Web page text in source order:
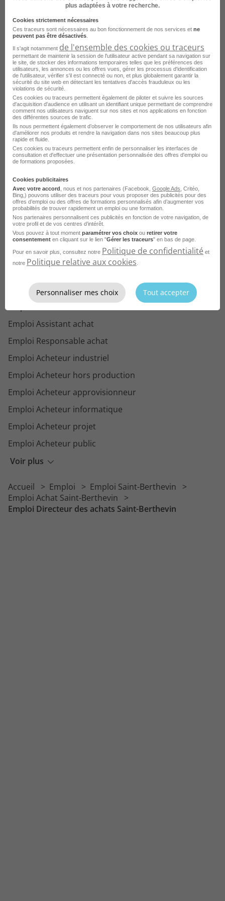
Voir plus
Emploi Directeur des achats Paris
Emploi Directeur des achats Toulouse
Emploi Directeur des achats Tours
Emploi Directeur des achats Viroflay
Emploi Directeur des achats Lille
Emploi Directeur des achats Lyon
Emploi Directeur des achats Mont-Saint-Aignan
Emploi Directeur des achats Nantes
Emploi Directeur des achats Orléans
Emploi Directeur des achats Ajaccio
Emploi Directeur des achats Cergy
Emploi Directeur des achats Châtillon
Voir toutes les offres Directeur des achats par
ville
Parcourez les offres d'emploi par
métier dansle domaine Achat
Voir plus
Emploi Assistant achat
Emploi Responsable achat
Emploi Acheteur industriel
Emploi Acheteur hors production
Emploi Acheteur approvisionneur
Emploi Acheteur informatique
Emploi Acheteur projet
Emploi Acheteur public
Emploi Coordinateur achat
Emploi Acheteur import
Accueil Emploi
Emploi Saint-Berthevin
Emploi Achat Saint-Berthevin
Emploi Directeur des achats Saint-Berthevin
plus adaptées à votre recherche.
Cookies strictement nécessaires
Ces traceurs sont nécessaires au bon fonctionnement de nos services et ne
peuvent pas être désactivés
Il s'agit notamment de l'ensemble des cookies ou traceurs
permettant de maintenir la session de l'utilisateur active pendant sa navigation sur
le site, de stocker des informations temporaires telles que les préférences des
utilisateurs, les annonces ou les offres vues, gérer les processus d'identification
de l'utilisateur, vérifier s'il est connecté ou non, et plus globalement garantir la
sécurité du site web en détectant les tentatives d'accès frauduleux ou les
violations de sécurité.
Ces cookies ou traceurs permettent également de piloter et suivre les sources
d'acquisition d'audience en utilisant un identifiant unique permettant de comprendre
comment nos utilisateurs naviguent sur nos sites et nos applications en fonction
des différentes sources de trafic.
Ils nous permettent également d’observer le comportement de nos utilisateurs afin
d'améliorer nos produits et rendre la navigation dans nos sites beaucoup plus
rapide et fluide.
Ces cookies ou traceurs permettent enfin de personnaliser les interfaces de
consultation et d'effectuer une présentation personnalisée des offres d'emploi ou
de formations proposées.
Cookies publicitaires
Avec votre accord , nous et nos partenaires (Facebook, Google Ads , Critéo,
Bing,) pouvons utiliser des traceurs pour vous proposer des publicités pour des
offres d’emploi ou des offres de formations personnalisés afin d’augmenter vos
probabilités de trouver rapidement un emploi ou une formation.
Nos partenaires personnalisent ces publicités en fonction de votre navigation, de
votre profil et de vos centres d’intérêt.
Vous pouvez à tout moment paramétrer vos choix ou retirer votre
consentement en cliquant sur le lien "Gérer les traceurs" en bas de page.
Pour en savoir plus, consultez notre Politique de confidentialité et
notre Politique relative aux cookies
Personnaliser mes choix Tout accepter